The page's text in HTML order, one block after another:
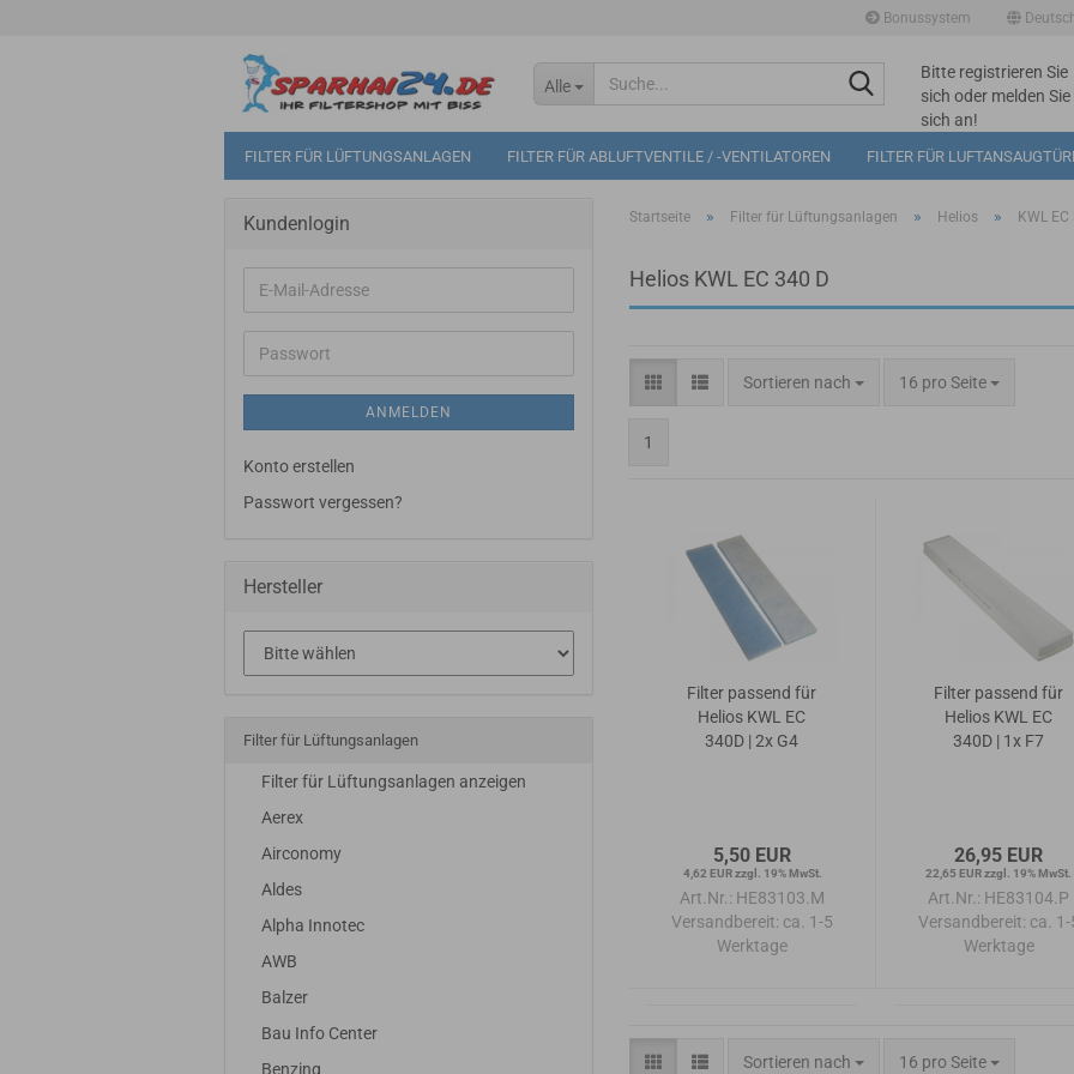
Bonussystem
Alle
Suche...Bitte registrieren Sie
sich oder melden Sie
sich an!
Mögliche
Bonuspunkte im
FILTER FÜR LÜFTUNGSANLAGEN FILTER FÜR ABLUFTVENTILE / -VENTILATOREN FILTER FÜR
Startseite » Filter für Lüftungsanlagen » Helios » KWL
Helios KWL EC 340 D
Sortieren nach
Sortieren nach 16 pro Seite
pro Seite
1
Filter passend für
Helios KWL EC
340D | 2x G4
5,50 EUR
4,62 EUR zzgl. 19% MwSt.
Art.Nr.: HE83103.M
Versandbereit: ca. 1-5
Werktage
Filter passend für
Helios KWL EC
340D | 1x F7
26,95 EUR
22,65 EUR zzgl. 19% MwSt.
Art.Nr.: HE83104.P
Versandbereit: ca. 1-
Werktage
Sortieren nach
Sortieren nach 16 pro Seite
pro Seite
Kundenlogin
E-
Mail-
Adresse
Passwort
ANMELDEN
Konto erstellen
Passwort vergessen?
Hersteller
Filter für Lüftungsanlagen
Filter für Lüftungsanlagen anzeigen
Aerex
Airconomy
Aldes
Alpha Innotec
AWB
Balzer
Bau Info Center
Benzing